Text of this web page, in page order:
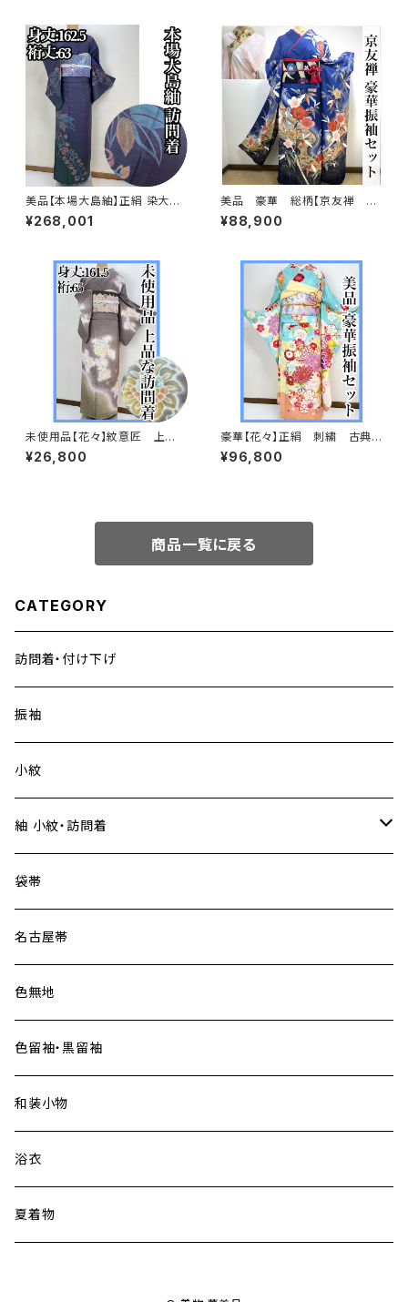
美品【本場大島紬】正絹 染大島
紬 訪問着s776
¥268,001
美品 豪華 総柄【京友禅 古
典柄】正絹 振袖セット q993
¥88,900
未使用品【花々】紋意匠 上
品 訪問着 正絹 袷s666
¥26,800
豪華【花々】正絹 刺繍 古典
柄 振袖セット s703
¥96,800
商品一覧に戻る
CATEGORY
訪問着・付け下げ
振袖
小紋
紬 小紋・訪問着
大島紬
袋帯
名古屋帯
色無地
色留袖・黒留袖
和装小物
浴衣
夏着物